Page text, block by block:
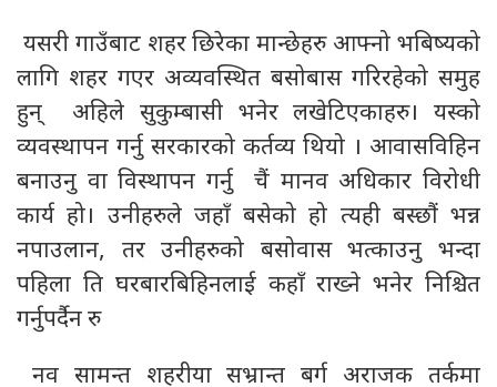
यसरी गाउँबाट शहर छिरेका मान्छेहरु आफ्नो भबिष्यको
लागि शहर गएर अव्यवस्थित बसोबास गरिरहेको समुह
हुन् अहिले सुकुम्बासी भनेर लखेटिएकाहरु। यस्को
व्यवस्थापन गर्नु सरकारको कर्तव्य थियो । आवासविहिन
बनाउनु वा विस्थापन गर्नु चैं मानव अधिकार विरोधी
कार्य हो। उनीहरुले जहाँ बसेको हो त्यही बस्छौं भन्न
नपाउलान, तर उनीहरुको बसोवास भत्काउनु भन्दा
पहिला ति घरबारबिहिनलाई कहाँ राख्ने भनेर निश्चित
गर्नुपर्दैन रु
नव सामन्त शहरीया सभ्रान्त बर्ग अराजक तर्कमा